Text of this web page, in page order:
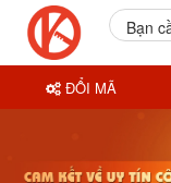
Bạn
ĐỔI MÃ